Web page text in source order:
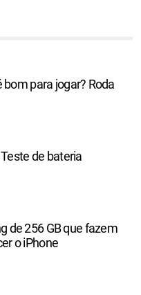
bom para jogar? Roda
de bateria
de 256 GB que fazem
o iPhone